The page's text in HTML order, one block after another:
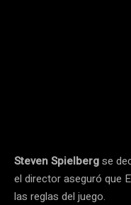
Steven Spielbergse
el director aseguró que
las reglas del juego.